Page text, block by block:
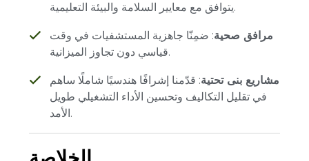
يتوافق مع معايير السلامة والبيئة التعليمية.
مرافق صحية: ضمِنّا جاهزية المستشفيات في وقت
قياسي دون تجاوز الميزانية.
مشاريع بنى تحتية: قدّمنا إشرافًا هندسيًا شاملًا ساهم
في تقليل التكاليف وتحسين الأداء التشغيلي طويل
الأمد.